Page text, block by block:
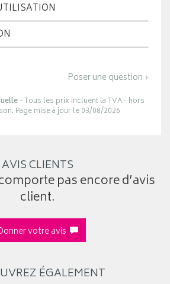
Poser une question ›
- Tous les prix incluent la TVA - hors
Page mise à jour le 03/08/2026
AVIS CLIENTS
pas encore d’avis
client.
votre avis
ÉGALEMENT